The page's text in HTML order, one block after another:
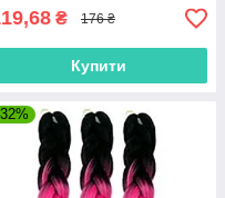
₴ 176 ₴
Купити